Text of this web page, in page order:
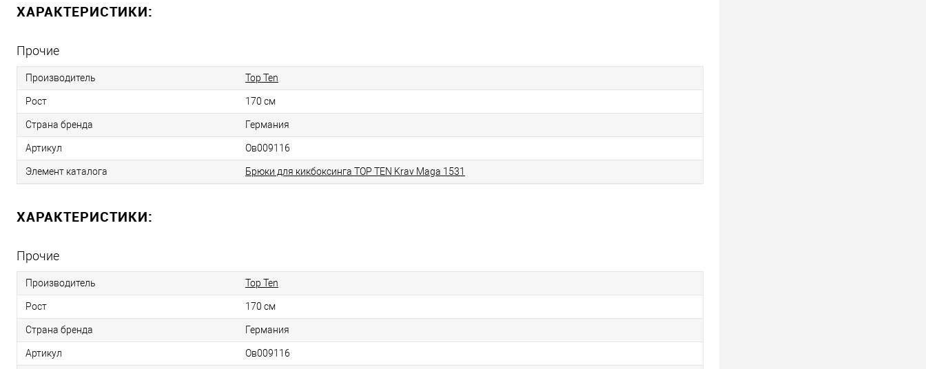
ХАРАКТЕРИСТИКИ:
Прочие
Производитель Top Ten
Рост 170 см
Страна бренда Германия
Артикул Ов009116
Элемент каталога Брюки для кикбоксинга TOP TEN Krav Maga 1531
ХАРАКТЕРИСТИКИ:
Прочие
Производитель Top Ten
Рост 170 см
Страна бренда Германия
Артикул Ов009116